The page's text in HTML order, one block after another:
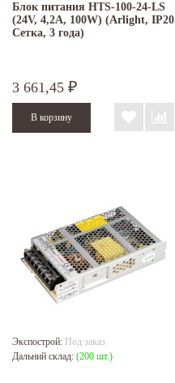
Блок питания HTS-100-24-LS
(24V, 4,2A, 100W) (Arlight, IP20
Сетка, 3 года)
3 661,45 ₽
Экспострой: Под заказ
Дальний склад: (200 шт.)